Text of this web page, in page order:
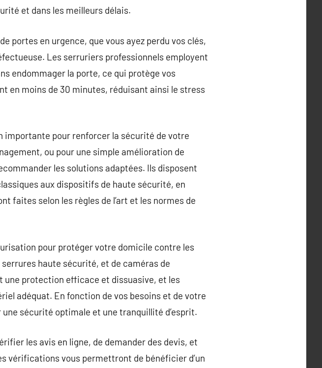
et dans les meilleurs délais.
portes en urgence, que vous ayez perdu vos clés,
Les serruriers professionnels employent
endommager la porte, ce qui protège vos
en moins de 30 minutes, réduisant ainsi le stress
pour renforcer la sécurité de votre
ou pour une simple amélioration de
les solutions adaptées. Ils disposent
aux dispositifs de haute sécurité, en
faites selon les règles de l’art et les normes de
pour protéger votre domicile contre les
haute sécurité, et de caméras de
protection efficace et dissuasive, et les
adéquat. En fonction de vos besoins et de votre
sécurité optimale et une tranquillité d’esprit.
les avis en ligne, de demander des devis, et
vérifications vous permettront de bénéficier d’un